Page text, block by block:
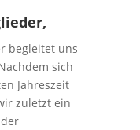
begleitet uns
sich
Jahreszeit
zuletzt ein